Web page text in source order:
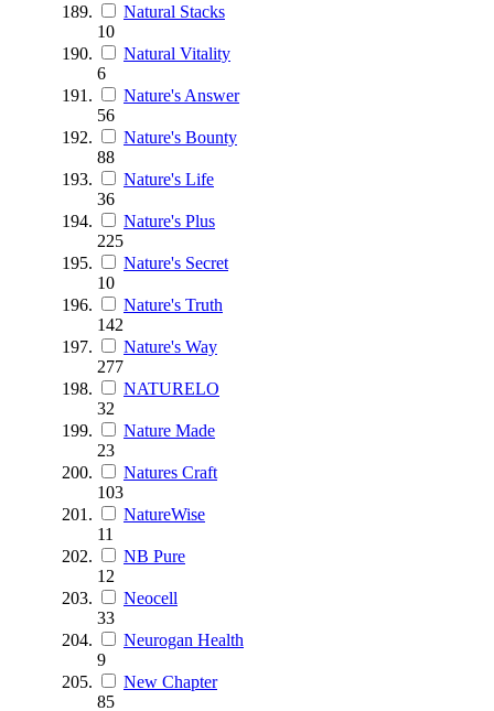
Natural Stacks
10
Natural Vitality
6
Nature's Answer
56
Nature's Bounty
88
Nature's Life
36
Nature's Plus
225
Nature's Secret
10
Nature's Truth
142
Nature's Way
277
NATURELO
32
Nature Made
23
Natures Craft
103
NatureWise
11
NB Pure
12
Neocell
33
Neurogan Health
9
New Chapter
85